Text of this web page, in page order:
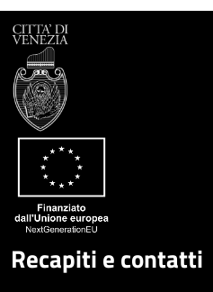
Recapiti e contatti